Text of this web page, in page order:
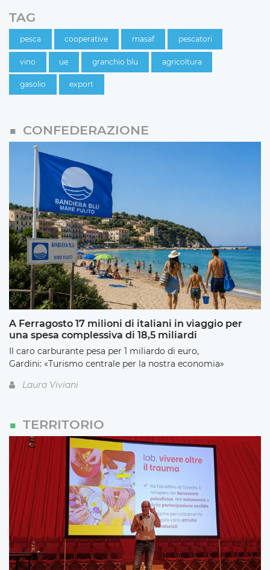
TAG
pesca cooperative masaf pescatori
vino ue granchio blu agricoltura
gasolio export
CONFEDERAZIONE
A Ferragosto 17 milioni di italiani in viaggio per
una spesa complessiva di 18,5 miliardi
Il caro carburante pesa per 1 miliardo di euro,
Gardini: «Turismo centrale per la nostra economia»
Laura Viviani
TERRITORIO